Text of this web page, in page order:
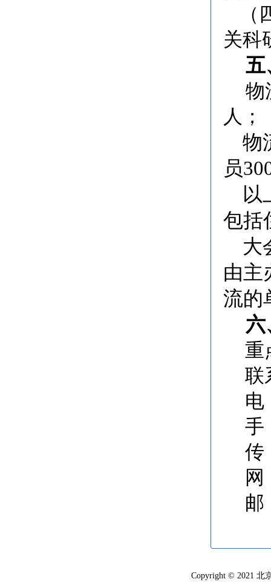
关科
五
物
人；
物
员
以
包括
大
由主
流的
六
重
联
电
手
传
网
邮
Copyright © 2021